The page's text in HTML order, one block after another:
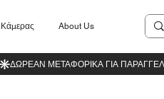
Κάμερας About Us